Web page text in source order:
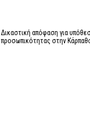
Δικαστική απόφαση για
προσωπικότητας στην